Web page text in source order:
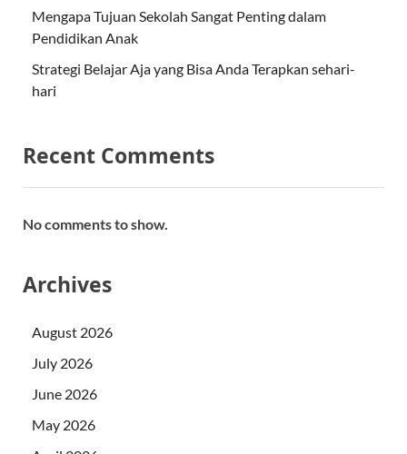
Mengapa Tujuan Sekolah Sangat Penting dalam
Pendidikan Anak
Strategi Belajar Aja yang Bisa Anda Terapkan sehari-
hari
Recent Comments
No comments to show.
Archives
August 2026
July 2026
June 2026
May 2026